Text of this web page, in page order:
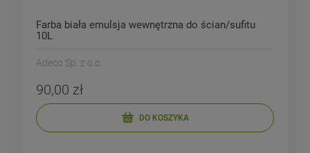
Farba biała emulsja wewnętrzna do ścian/sufitu
10L
Adeco Sp. z o.o.
90,00 zł
DO KOSZYKA